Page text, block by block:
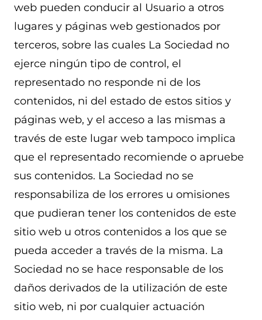
web pueden conducir al Usuario a otros
lugares y páginas web gestionados por
terceros, sobre las cuales La Sociedad no
ejerce ningún tipo de control, el
representado no responde ni de los
contenidos, ni del estado de estos sitios y
páginas web, y el acceso a las mismas a
través de este lugar web tampoco implica
que el representado recomiende o apruebe
sus contenidos. La Sociedad no se
responsabiliza de los errores u omisiones
que pudieran tener los contenidos de este
sitio web u otros contenidos a los que se
pueda acceder a través de la misma. La
Sociedad no se hace responsable de los
daños derivados de la utilización de este
sitio web, ni por cualquier actuación